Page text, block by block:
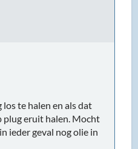
te halen en als dat
plug eruit halen. Mocht
ieder geval nog olie in